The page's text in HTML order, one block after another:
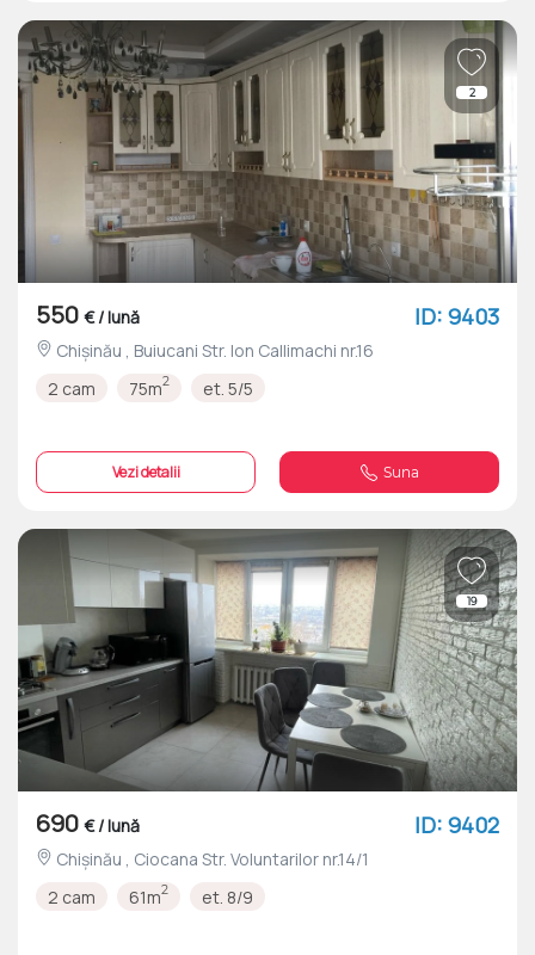
2
550 € / lună ID: 9403
Chișinău , Buiucani Str. Ion Callimachi nr.16
2 cam
75m2 et. 5/5
Vezi detalii Suna
19
690 € / lună ID: 9402
Chișinău , Ciocana Str. Voluntarilor nr.14/1
2 cam
61m2 et. 8/9